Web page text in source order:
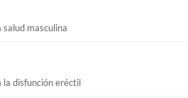
masculina
disfunción eréctil